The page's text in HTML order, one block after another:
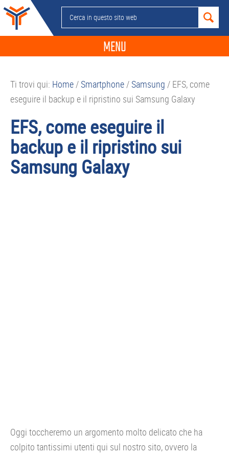
Passa
alla
navigazione
Passa
contenuto
Passa
alla
barra
Passa
piè
Cerca
in
sito
MENU
GUIDE ACQUISTO
SMARTPHONE
TABLET
APP
Ti trovi qui: Home/Smartphone/Samsung / EFS, come
eseguire il backup e il ripristino sui Samsung Galaxy
EFS, come eseguire il
backup e il ripristino sui
Samsung Galaxy
Oggi toccheremo un argomento molto delicato che ha
colpito tantissimi utenti qui sul nostro sito, ovvero la